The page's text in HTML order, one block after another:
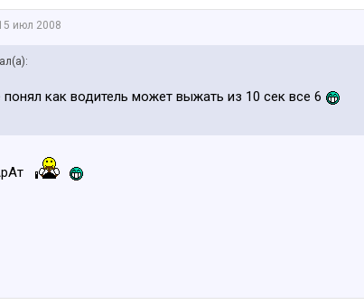
июл 2008
как водитель может выжать из 10 сек все 6